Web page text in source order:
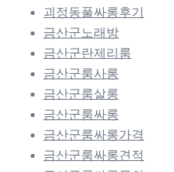
괴정동풀싸롱후기
금산군노래방
금산군란제리룸
금산군룸사롱
금산군룸살롱
금산군룸싸롱
금산군룸싸롱가격
금산군룸싸롱견적